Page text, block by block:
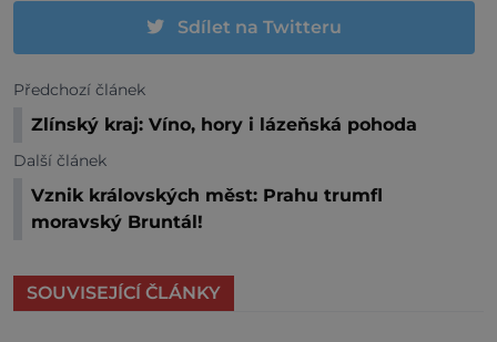
Sdílet na Twitteru
Předchozí článek
Zlínský kraj: Víno, hory i lázeňská pohoda
Další článek
Vznik královských měst: Prahu trumfl
moravský Bruntál!
SOUVISEJÍCÍ ČLÁNKY